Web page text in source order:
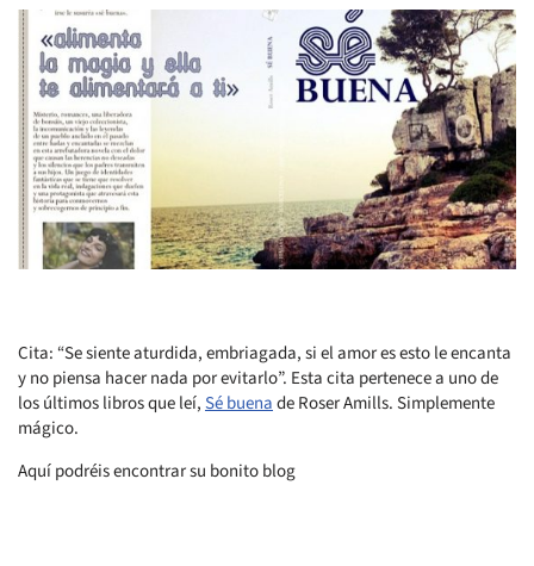
Cita: “Se siente aturdida, embriagada, si el amor es esto le encanta
y no piensa hacer nada por evitarlo”. Esta cita pertenece a uno de
los últimos libros que leí,Sé buenade Roser Amills. Simplemente
mágico.
Aquí podréis encontrar su bonito blog